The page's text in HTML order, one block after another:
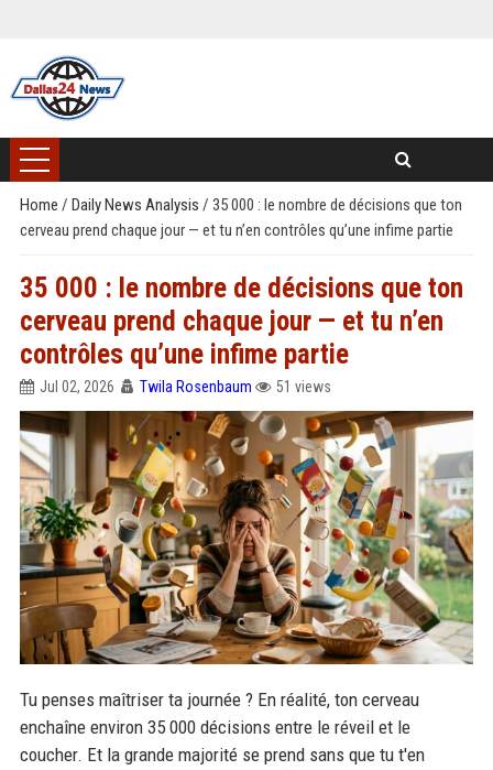
Home / Daily News Analysis / 35 000 : le nombre de décisions que ton
cerveau prend chaque jour — et tu n’en contrôles qu’une infime partie
35 000 : le nombre de décisions que ton
cerveau prend chaque jour — et tu n’en
contrôles qu’une infime partie
Jul 02, 2026 Twila Rosenbaum 51 views
Tu penses maîtriser ta journée ? En réalité, ton cerveau
enchaîne environ 35 000 décisions entre le réveil et le
coucher. Et la grande majorité se prend sans que tu t'en